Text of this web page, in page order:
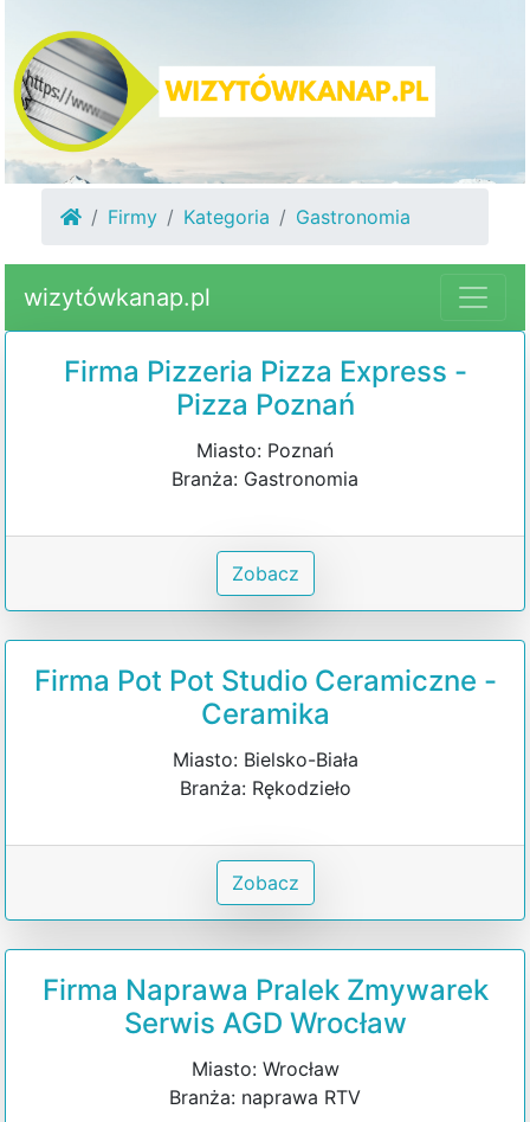
Firmy Kategoria Gastronomia
wizytówkanap.pl
Firma Pizzeria Pizza Express -
Pizza Poznań
Miasto: Poznań
Branża: Gastronomia
Zobacz
Firma Pot Pot Studio Ceramiczne -
Ceramika
Miasto: Bielsko-Biała
Branża: Rękodzieło
Zobacz
Firma Naprawa Pralek Zmywarek
Serwis AGD Wrocław
Miasto: Wrocław
Branża: naprawa RTV